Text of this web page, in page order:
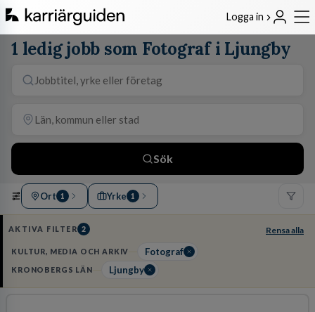
Logga in
1 ledig jobb som Fotograf i Ljungby
Sök
Ort 1 Yrke 1
AKTIVA FILTER 2 Rensa alla
KULTUR, MEDIA OCH ARKIV Fotograf
KRONOBERGS LÄN Ljungby